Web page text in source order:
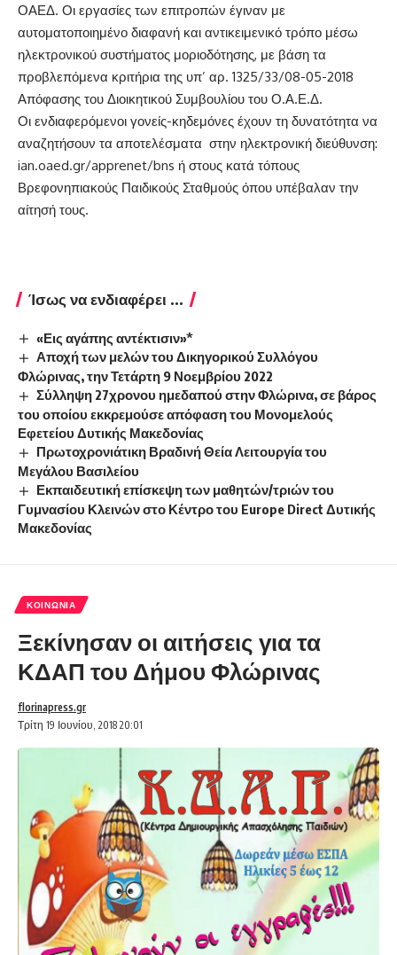
ΟΑΕΔ. Οι εργασίες των επιτροπών έγιναν με
αυτοματοποιημένο διαφανή και αντικειμενικό τρόπο μέσω
ηλεκτρονικού συστήματος μοριοδότησης, με βάση τα
προβλεπόμενα κριτήρια της υπ’ αρ. 1325/33/08-05-2018
Απόφασης του Διοικητικού Συμβουλίου του Ο.Α.Ε.Δ.
Οι ενδιαφερόμενοι γονείς-κηδεμόνες έχουν τη δυνατότητα να
αναζητήσουν τα αποτελέσματα στην ηλεκτρονική διεύθυνση:
ian.oaed.gr/apprenet/bns ή στους κατά τόπους
Βρεφονηπιακούς Παιδικούς Σταθμούς όπου υπέβαλαν την
αίτησή τους.
Ίσως να ενδιαφέρει ...
«Εις αγάπης αντέκτισιν»*
Αποχή των μελών του Δικηγορικού Συλλόγου
Φλώρινας, την Τετάρτη 9 Νοεμβρίου 2022
Σύλληψη 27χρονου ημεδαπού στην Φλώρινα, σε βάρος
του οποίου εκκρεμούσε απόφαση του Μονομελούς
Εφετείου Δυτικής Μακεδονίας
Πρωτοχρονιάτικη Βραδινή Θεία Λειτουργία του
Μεγάλου Βασιλείου
Εκπαιδευτική επίσκεψη των μαθητών/τριών του
Γυμνασίου Κλεινών στο Κέντρο του Europe Direct Δυτικής
Μακεδονίας
ΚΟΙΝΩΝΊΑ
Ξεκίνησαν οι αιτήσεις για τα
ΚΔΑΠ του Δήμου Φλώρινας
Τρίτη 19 Ιουνίου, 2018 20:01
florinapress.gr